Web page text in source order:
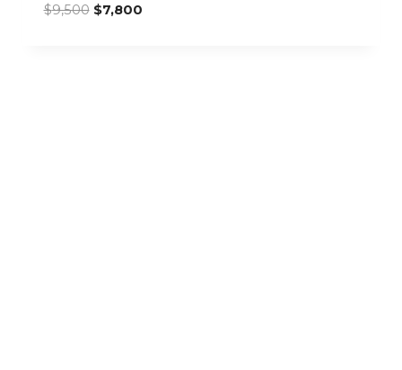
$9,500 $7,800